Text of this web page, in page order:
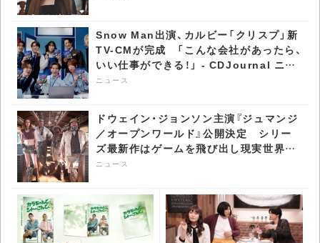
Snow Man出演、カルビー「クリスプ」新
TV-CMが完成 「こんな会社があったら、
いい仕事ができる！」 - CDJournal ニュ
ース
ニュース
ドウェイン・ジョンソン主演『ジュマンジ
／オープンワールド』公開決定 シリー
ズ最新作はゲームを飛び出し現実世界へ
- CDJournal ニュース
ニュース